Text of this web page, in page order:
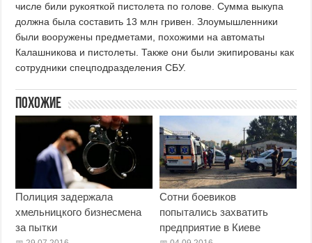
числе били рукояткой пистолета по голове. Сумма выкупа
должна была составить 13 млн гривен. Злоумышленники
были вооружены предметами, похожими на автоматы
Калашникова и пистолеты. Также они были экипированы как
сотрудники спецподразделения СБУ.
Похожие
Полиция задержала
хмельницкого бизнесмена
за пытки
Сотни боевиков
попытались захватить
предприятие в Киеве